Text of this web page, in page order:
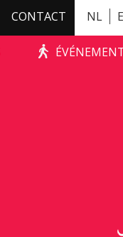
NL
CONTACT